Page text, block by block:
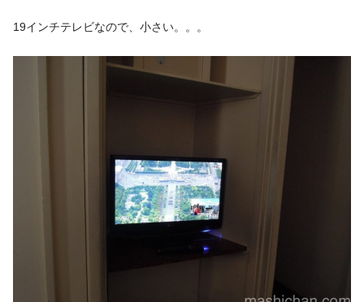
19インチテレビなので、小さい。。。